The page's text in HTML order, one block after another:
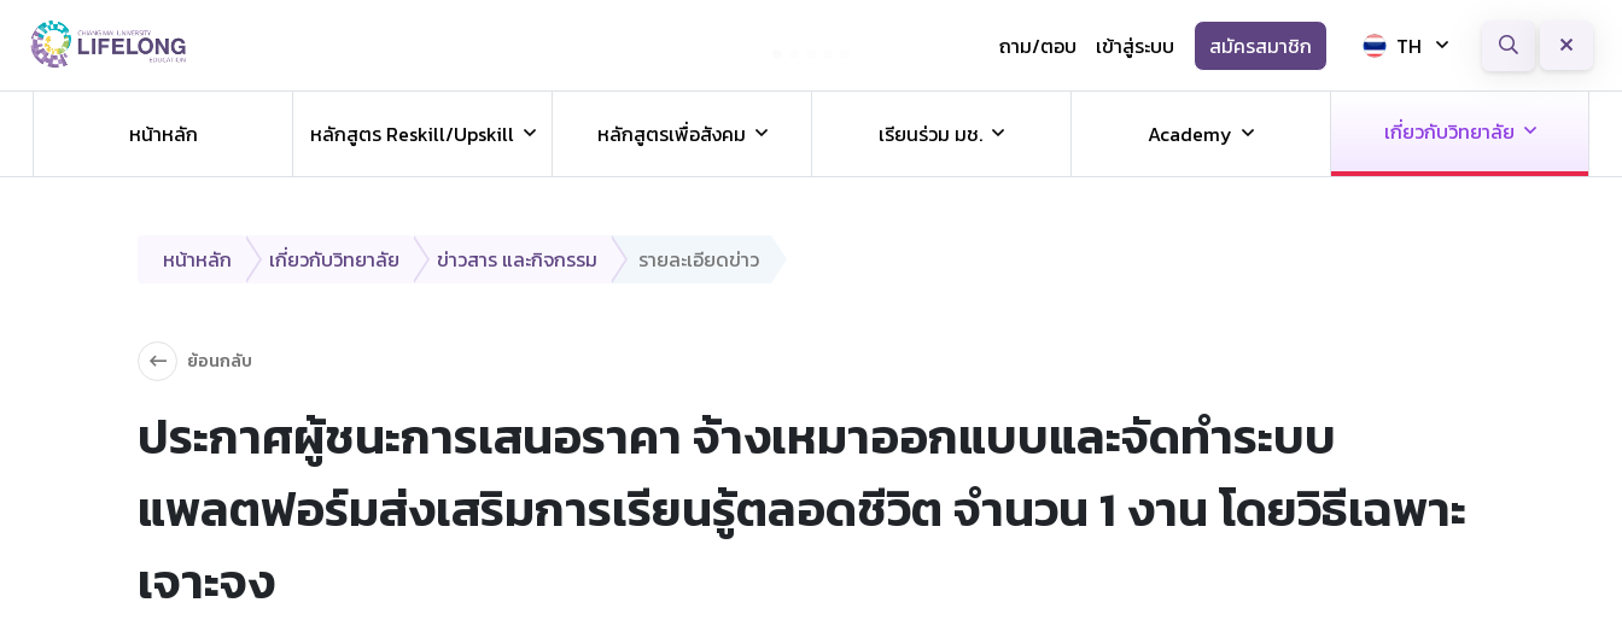
ถาม/ตอบ เข้าสู่ระบบ สมัครสมาชิก TH
ข่าวประชาสัมพันธ์
ข่าวสารองค์กร ข่าวสารกิจกรรม
หน้าหลัก
หลักสูตร Reskill/Upskill หลักสูตรเพื่อสังคม เรียนร่วม มช. Academy เกี่ยวกับวิทยาลัย
หน้าหลัก เกี่ยวกับวิทยาลัย ข่าวสาร และกิจกรรม รายละเอียดข่าว
ย้อนกลับ
ประกาศผู้ชนะการเสนอราคา จ้างเหมาออกแบบและจัดทำระบบ
แพลตฟอร์มส่งเสริมการเรียนรู้ตลอดชีวิต จำนวน 1 งาน โดยวิธีเฉพาะ
เจาะจง